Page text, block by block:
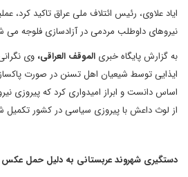
ایاد علاوی، رئیس ائتلاف ملی عراق تاکید کرد،
نیروهای داوطلب مردمی در آزادسازی فلوجه
به گزارش پایگاه خبری الموقف العراقی، وی
ایذایی توسط شیعیان اهل تسنن در صورت
اساس دانست و ابراز امیدواری کرد که پیروزی
از لوث داعش با پیروزی سیاسی در کشور تکمیل
دستگیری شهروند عربستانی به دلیل حمل